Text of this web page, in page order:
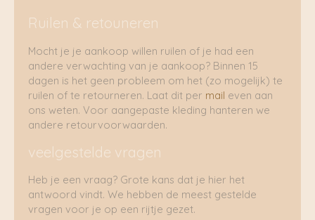
Ruilen & retouneren
Mocht je je aankoop willen ruilen of je had een
andere verwachting van je aankoop? Binnen 15
dagen is het geen probleem om het (zo mogelijk) te
ruilen of te retourneren. Laat dit per mail even aan
ons weten. Voor aangepaste kleding hanteren we
andere retourvoorwaarden.
veelgestelde vragen
Heb je een vraag? Grote kans dat je hier het
antwoord vindt. We hebben de meest gestelde
vragen voor je op een rijtje gezet.